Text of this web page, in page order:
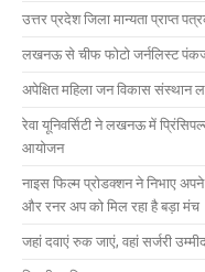
उत्तर प्रदेश जिला मान्यता प्राप्त
लखनऊ से चीफ फोटो जर्नलिस्ट पंकज
अपेक्षित महिला जन विकास संस्थान
रेवा यूनिवर्सिटी ने लखनऊ में
आयोजन
नाइस फिल्म प्रोडक्शन ने निभाए
और रनर अप को मिल रहा है बड़ा मंच
जहां दवाएं रुक जाएं, वहां सर्जरी